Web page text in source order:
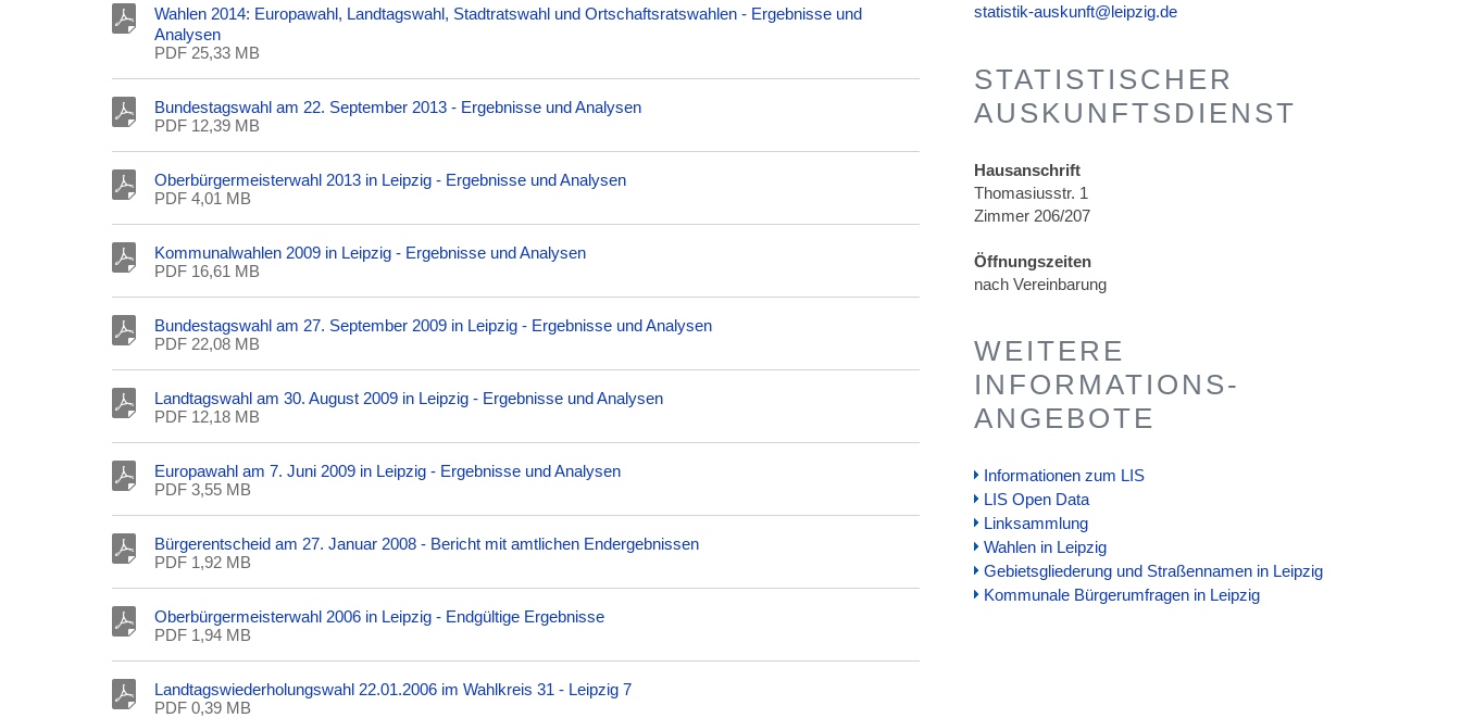
Wahlen 2014: Europawahl, Landtagswahl, Stadtratswahl und Ortschaftsratswahlen - Ergebnisse und
Analysen
PDF 25,33 MB
Bundestagswahl am 22. September 2013 - Ergebnisse und Analysen
PDF 12,39 MB
Oberbürgermeisterwahl 2013 in Leipzig - Ergebnisse und Analysen
PDF 4,01 MB
Kommunalwahlen 2009 in Leipzig - Ergebnisse und Analysen
PDF 16,61 MB
Bundestagswahl am 27. September 2009 in Leipzig - Ergebnisse und Analysen
PDF 22,08 MB
Landtagswahl am 30. August 2009 in Leipzig - Ergebnisse und Analysen
PDF 12,18 MB
Europawahl am 7. Juni 2009 in Leipzig - Ergebnisse und Analysen
PDF 3,55 MB
Bürgerentscheid am 27. Januar 2008 - Bericht mit amtlichen Endergebnissen
PDF 1,92 MB
Oberbürgermeisterwahl 2006 in Leipzig - Endgültige Ergebnisse
PDF 1,94 MB
Landtagswiederholungswahl 22.01.2006 im Wahlkreis 31 - Leipzig 7
PDF 0,39 MB
statistik-auskunft@leipzig.de
STATISTISCHER
AUSKUNFTSDIENST
Hausanschrift
Thomasiusstr. 1
Zimmer 206/207
Öffnungszeiten
nach Vereinbarung
WEITERE
INFORMATIONS-
ANGEBOTE
Informationen zum LIS
LIS Open Data
Linksammlung
Wahlen in Leipzig
Gebietsgliederung und Straßennamen in Leipzig
Kommunale Bürgerumfragen in Leipzig